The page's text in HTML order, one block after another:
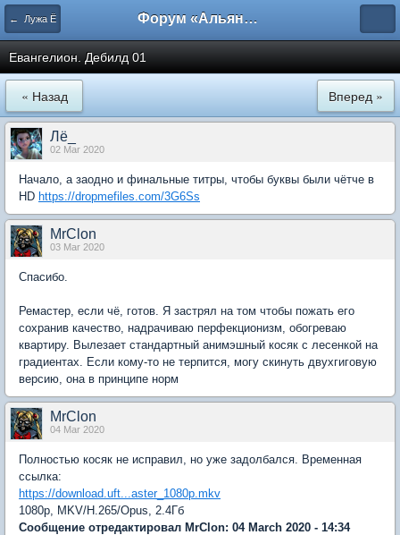
← Лужа Ё Форум «Альянса вольных переводчиков»
Евангелион. Дебилд 01
« Назад Вперед »
Лё_
02 Mar 2020
Начало, а заодно и финальные титры, чтобы буквы были чётче в
HD https://dropmefiles.com/3G6Ss
MrClon
03 Mar 2020
Спасибо.
Ремастер, если чё, готов. Я застрял на том чтобы пожать его
сохранив качество, надрачиваю перфекционизм, обогреваю
квартиру. Вылезает стандартный анимэшный косяк с лесенкой на
градиентах. Если кому-то не терпится, могу скинуть двухгиговую
версию, она в принципе норм
MrClon
04 Mar 2020
Полностью косяк не исправил, но уже задолбался. Временная
ссылка:
https://download.uft...aster_1080p.mkv
1080p, MKV/H.265/Opus, 2.4Гб
Сообщение отредактировал MrClon: 04 March 2020 - 14:34